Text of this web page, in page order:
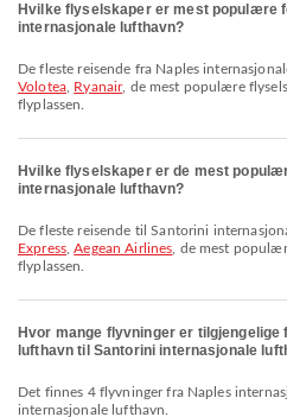
Hvilke flyselskaper er mest populære
internasjonale lufthavn?
De fleste reisende fra Naples
Volotea, Ryanair, de mest populære
flyplassen.
Hvilke flyselskaper er de mest
internasjonale lufthavn?
De fleste reisende til Santorini
Express,Aegean Airlines , de mest
flyplassen.
Hvor mange flyvninger er
lufthavn til Santorini internasjonale
Det finnes 4 flyvninger fra Naples internasjonale lufthavn til Santorini
internasjonale lufthavn.